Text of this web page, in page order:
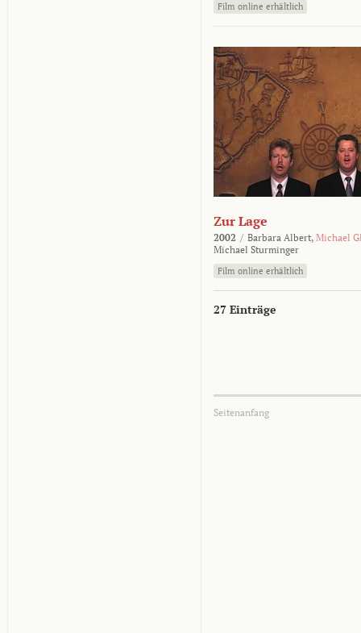
Film online erhältlich
Zur Lage
2002 / Barbara Albert, Michael
Michael Sturminger
Film online erhältlich
27 Einträge
Seitenanfang